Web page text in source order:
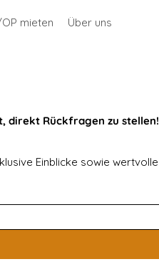
mieten Über uns
direkt Rückfragen zu stellen!
Einblicke sowie wertvolle